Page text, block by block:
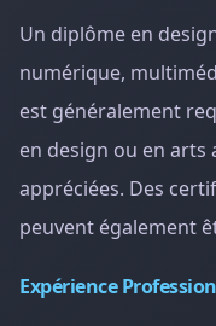
Un diplôme en
numérique,
est généralement
en design ou en arts
appréciées. Des
peuvent également
Expérience